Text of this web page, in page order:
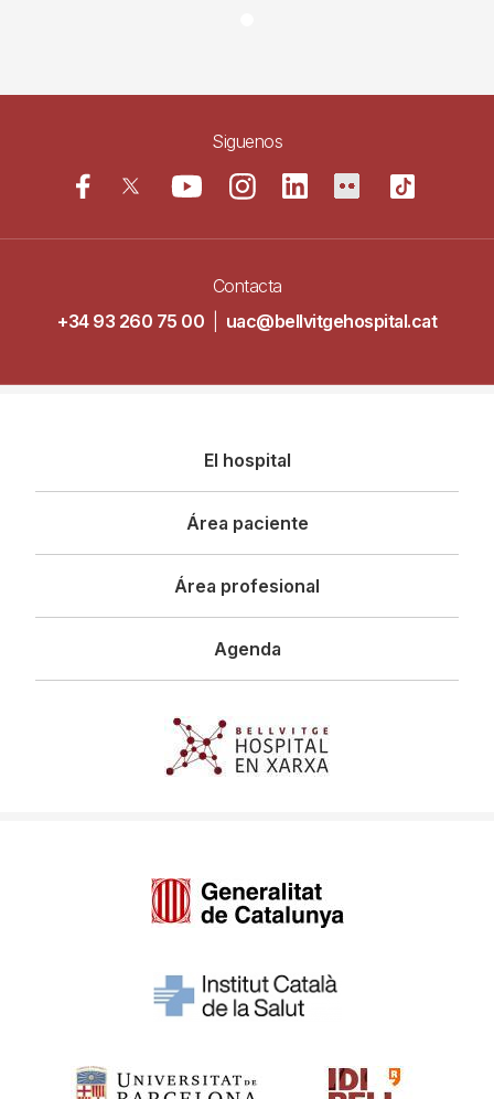
Siguenos
Contacta
+34 93 260 75 00
uac@bellvitgehospital.cat
principal
El hospital
Área paciente
Área profesional
Agenda